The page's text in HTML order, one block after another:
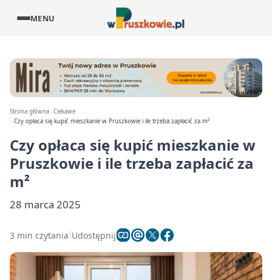
MENU
Strona główna Ciekawe
Czy opłaca się kupić mieszkanie w Pruszkowie i ile trzeba zapłacić za m²
Czy opłaca się kupić mieszkanie w
Pruszkowie i ile trzeba zapłacić za
m²
28 marca 2025
3 min czytania Udostępnij